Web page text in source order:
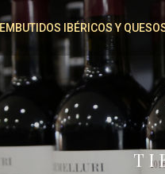
EMBUTIDOS IBÉRICOS Y